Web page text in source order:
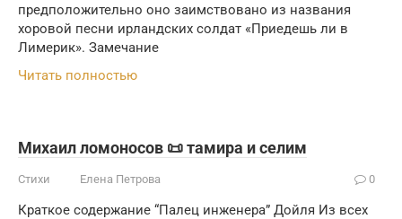
предположительно оно заимствовано из названия
хоровой песни ирландских солдат «Приедешь ли в
Лимерик». Замечание
Читать полностью
Михаил ломоносов 📜 тамира и селим
Стихи Елена Петрова 0
Краткое содержание “Палец инженера” Дойля Из всех